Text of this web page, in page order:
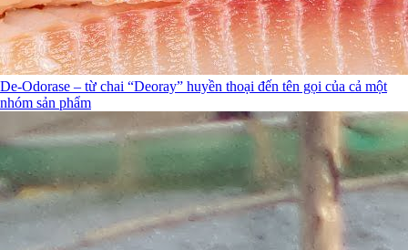
De-Odorase – từ chai “Deoray” huyền thoại đến tên gọi của cả một
nhóm sản phẩm